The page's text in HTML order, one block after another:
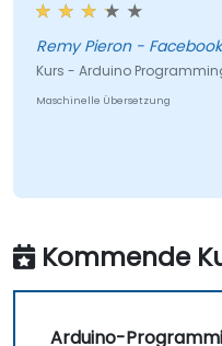
Remy Pieron - Facebook
Kurs - Arduino
Maschinelle Übersetzung
Kommende
Arduino-